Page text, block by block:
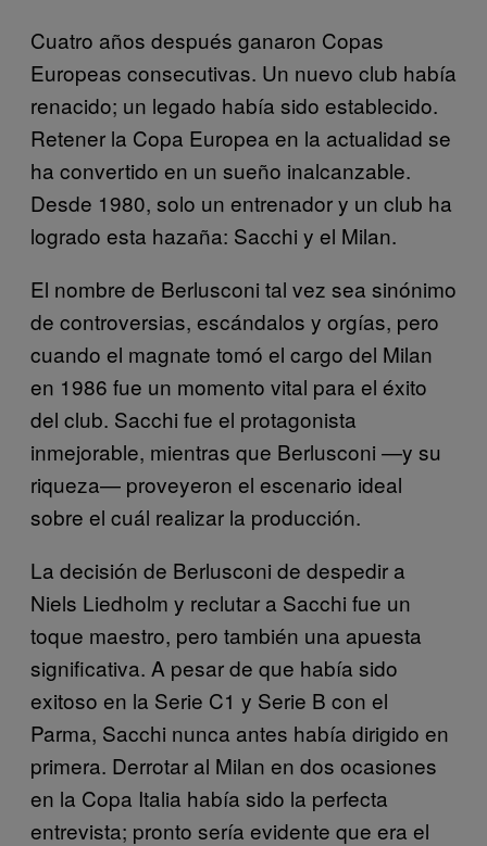
Cuatro años después ganaron Copas
Europeas consecutivas. Un nuevo club había
renacido; un legado había sido establecido.
Retener la Copa Europea en la actualidad se
ha convertido en un sueño inalcanzable.
Desde 1980, solo un entrenador y un club ha
logrado esta hazaña: Sacchi y el Milan.
El nombre de Berlusconi tal vez sea sinónimo
de controversias, escándalos y orgías, pero
cuando el magnate tomó el cargo del Milan
en 1986 fue un momento vital para el éxito
del club. Sacchi fue el protagonista
inmejorable, mientras que Berlusconi —y su
riqueza— proveyeron el escenario ideal
sobre el cuál realizar la producción.
La decisión de Berlusconi de despedir a
Niels Liedholm y reclutar a Sacchi fue un
toque maestro, pero también una apuesta
significativa. A pesar de que había sido
exitoso en la Serie C1 y Serie B con el
Parma, Sacchi nunca antes había dirigido en
primera. Derrotar al Milan en dos ocasiones
en la Copa Italia había sido la perfecta
entrevista; pronto sería evidente que era el